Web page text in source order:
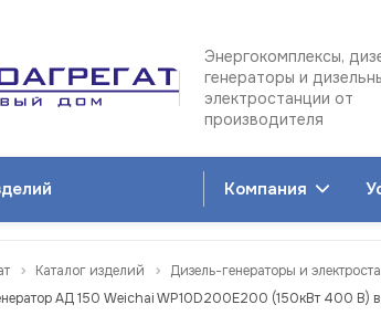
Энергокомплексы,
генераторы и
электростанции от
производителя
Компания
Каталог изделий Дизель-генераторы и
АД 150 Weichai WP10D200E200 (150кВт 400 В)